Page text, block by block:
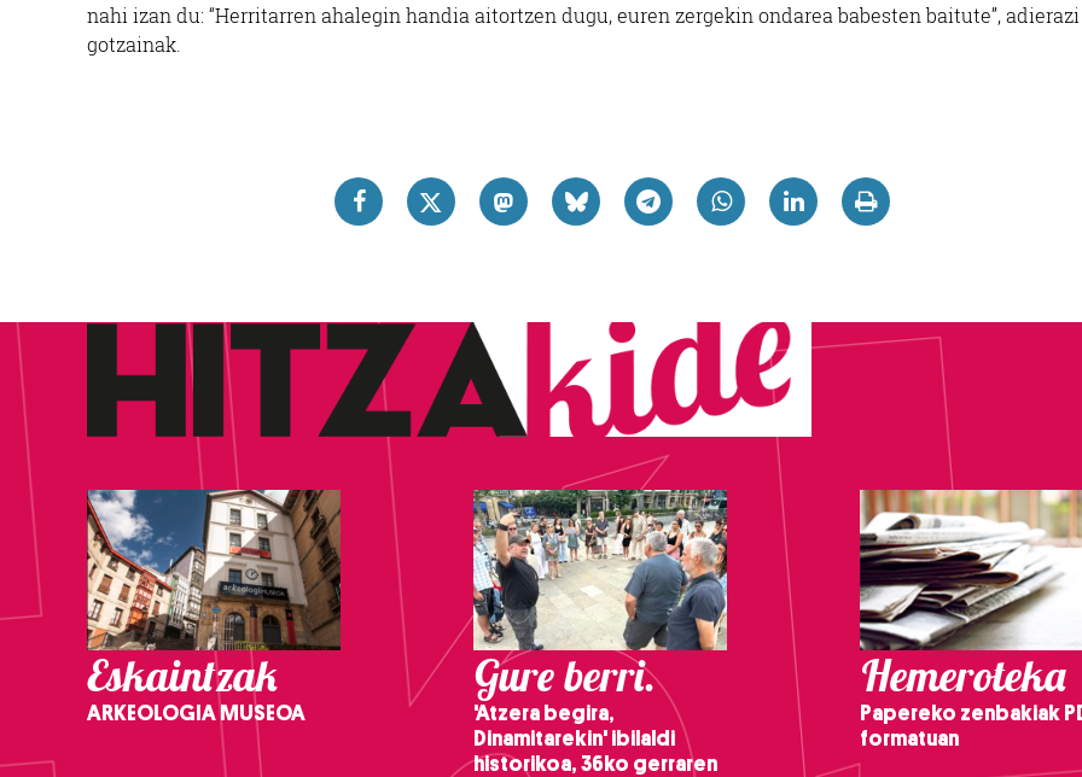
nahi izan du: “Herritarren ahalegin handia aitortzen dugu, euren zergekin ondarea babesten baitute”,
gotzainak.
Eskaintzak
ARKEOLOGIA MUSEOA
Gure berri.
'Atzera begira,
Dinamitarekin' ibilaldi
historikoa, 36ko gerraren
Hemeroteka
Papereko zenbakiak
formatuan